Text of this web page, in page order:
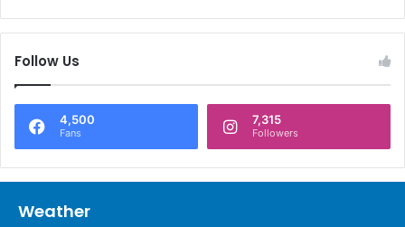
Follow Us
4,500
Fans
7,315
Followers
Weather